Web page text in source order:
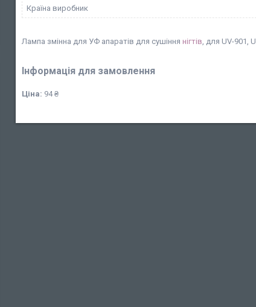
Країна виробник
Лампа змінна для УФ апаратів для сушіння нігтів , для UV-901,
Інформація для замовлення
Ціна: 94 ₴